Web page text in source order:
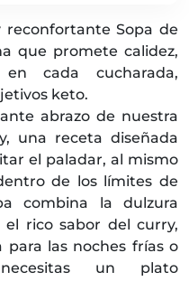
reconfortante Sopa de
que promete calidez,
cada cucharada,
keto.
abrazo de nuestra
una receta diseñada
el paladar, al mismo
de los límites de
combina la dulzura
rico sabor del curry,
las noches frías o
un plato